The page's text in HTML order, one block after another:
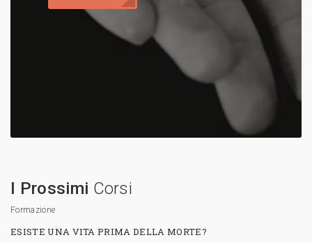
I Prossimi Corsi
Formazione
ESISTE UNA VITA PRIMA DELLA MORTE?